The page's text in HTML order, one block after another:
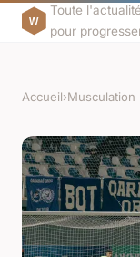
Toute
pour
Accueil›Musculation